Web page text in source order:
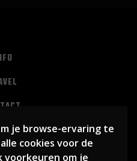
je browse-ervaring te
cookies voor de
voorkeuren om je